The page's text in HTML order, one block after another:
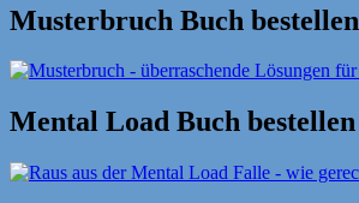
Musterbruch Buch bestellen
Mental Load Buch bestellen